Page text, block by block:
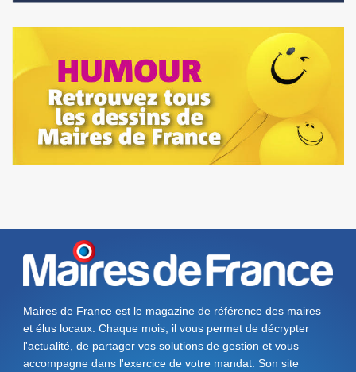
Maires de France est le magazine de référence des maires
et élus locaux. Chaque mois, il vous permet de décrypter
l'actualité, de partager vos solutions de gestion et vous
accompagne dans l'exercice de votre mandat. Son site